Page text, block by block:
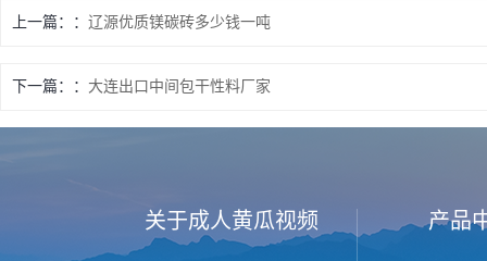
上一篇： 辽源优质镁碳砖多少钱一吨
下一篇： 大连出口中间包干性料厂家
关于成人黄瓜视频 产品